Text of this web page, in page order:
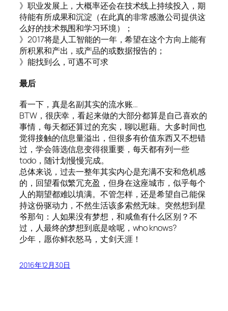
》职业发展上，大概率还会在技术线上持续投入，期
待能有所成果和沉淀（在此真的非常感激公司提供这
么好的技术氛围和学习环境）；
》2017将是人工智能的一年，希望在这个方向上能有
所积累和产出，或产品的或数据报告的；
》能找到么，可遇不可求
最后
看一下，真是名副其实的流水账…
BTW，很庆幸，看起来做的大部分都算是自己喜欢的
事情，每天都还算过的充实，聊以慰藉。大多时间也
觉得接触的信息量溢出，但很多有价值东西又不想错
过，学会筛选信息变得很重要，每天都有列一些
todo，随计划慢慢完成。
总体来说，过去一整年其实内心是充满不安和危机感
的，回望看似繁冗充盈，但身在这座城市，似乎每个
人的期望都难以填满。不管怎样，还是希望自己能保
持这份驱动力，不然生活该多索然无味。突然想到星
爷那句：人如果没有梦想，和咸鱼有什么区别？不
过，人最终的梦想到底是啥呢，who knows?
少年，愿你鲜衣怒马，丈剑天涯！
2016年12月30日